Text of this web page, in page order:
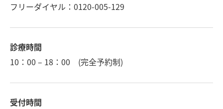
フリーダイヤル：0120-005-129
診療時間
10：00 – 18：00 (完全予約制)
受付時間